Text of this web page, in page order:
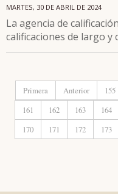
MARTES, 30 DE ABRIL DE 2024
La agencia de
calificaciones de largo y
Primera Anterior 155
161
162 163 164
170
171 172 173